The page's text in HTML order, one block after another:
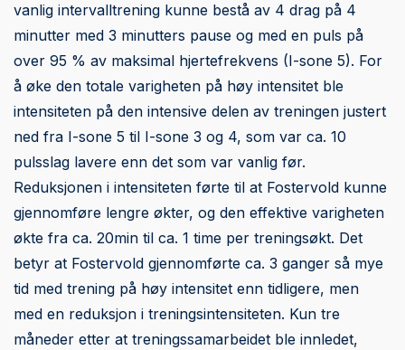
vanlig intervalltrening kunne bestå av 4 drag på 4
minutter med 3 minutters pause og med en puls på
over 95 % av maksimal hjertefrekvens (I-sone 5). For
å øke den totale varigheten på høy intensitet ble
intensiteten på den intensive delen av treningen justert
ned fra I-sone 5 til I-sone 3 og 4, som var ca. 10
pulsslag lavere enn det som var vanlig før.
Reduksjonen i intensiteten førte til at Fostervold kunne
gjennomføre lengre økter, og den effektive varigheten
økte fra ca. 20min til ca. 1 time per treningsøkt. Det
betyr at Fostervold gjennomførte ca. 3 ganger så mye
tid med trening på høy intensitet enn tidligere, men
med en reduksjon i treningsintensiteten. Kun tre
måneder etter at treningssamarbeidet ble innledet,